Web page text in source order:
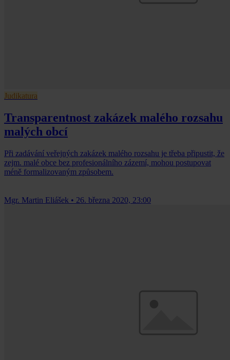
Judikatura
Transparentnost zakázek malého rozsahu
malých obcí
Při zadávání veřejných zakázek malého rozsahu je třeba připustit, že
zejm. malé obce bez profesionálního zázemí, mohou postupovat
méně formalizovaným způsobem.
Mgr. Martin Eliášek • 26. března 2020, 23:00